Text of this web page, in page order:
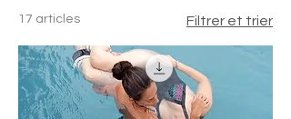
17 articles Filtrer et trier